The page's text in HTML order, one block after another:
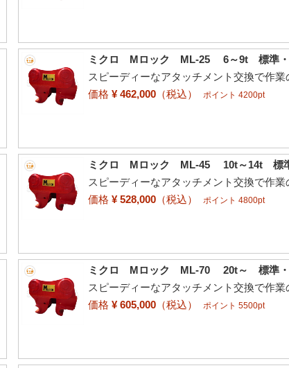
ミクロ Mロック ML-25 6～9t 標準・
スピーディーなアタッチメント交換で作業
価格 ¥ 462,000 （税込） ポイント 4200pt
ミクロ Mロック ML-45 10t～14t 標準
スピーディーなアタッチメント交換で作業
価格 ¥ 528,000 （税込） ポイント 4800pt
ミクロ Mロック ML-70 20t～ 標準・
スピーディーなアタッチメント交換で作業
価格 ¥ 605,000 （税込） ポイント 5500pt